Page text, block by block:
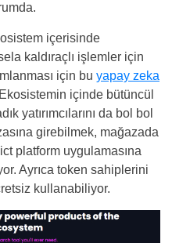
içerisinde
kaldıraçlı işlemler için
için bu yapay zeka
içinde bütüncül
yatırımcılarını da bol bol
girebilmek, mağazada
platform uygulamasına
Ayrıca token sahiplerini
kullanabiliyor.